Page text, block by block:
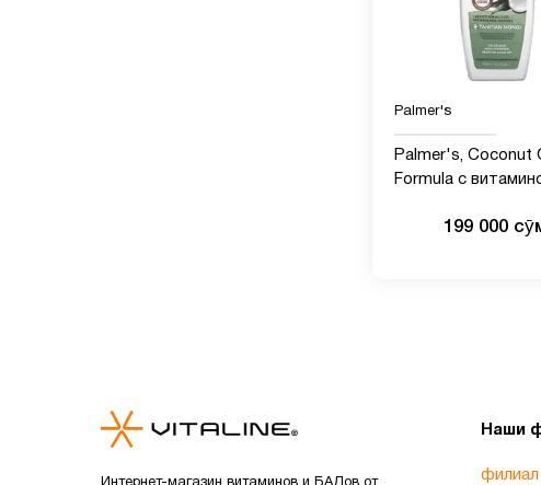
Palmer's
Palmer's, Coconut
Formula с
199 000
Наши